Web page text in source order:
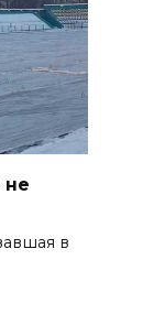
не
в